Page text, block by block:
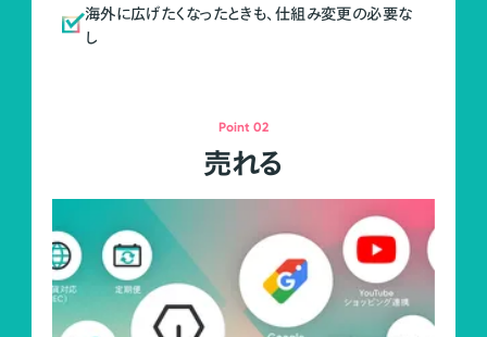
海外に広げたくなったときも、仕組み変更の必要な
し
Point 02
売れる